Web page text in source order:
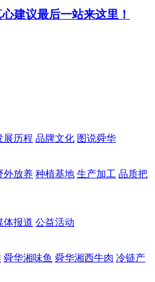
建议最后一站来这里！
展历程 品牌文化 图说舜华
外放养 种植基地 生产加工 品质把
体报道 公益活动
舜华湘味鱼 舜华湘西牛肉 冷链产